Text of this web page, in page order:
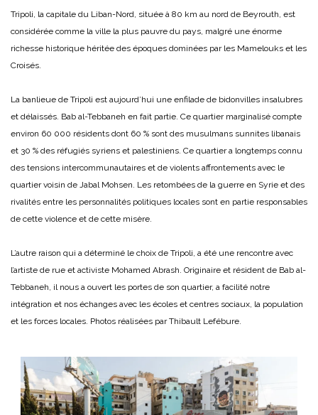
Tripoli, la capitale du Liban-Nord, située à 80 km au nord de Beyrouth, est
considérée comme la ville la plus pauvre du pays, malgré une énorme
richesse historique héritée des époques dominées par les Mamelouks et les
Croisés.
La banlieue de Tripoli est aujourd’hui une enfilade de bidonvilles insalubres
et délaissés. Bab al-Tebbaneh en fait partie. Ce quartier marginalisé compte
environ 60 000 résidents dont 60 % sont des musulmans sunnites libanais
et 30 % des réfugiés syriens et palestiniens. Ce quartier a longtemps connu
des tensions intercommunautaires et de violents affrontements avec le
quartier voisin de Jabal Mohsen. Les retombées de la guerre en Syrie et des
rivalités entre les personnalités politiques locales sont en partie responsables
de cette violence et de cette misère.
L’autre raison qui a déterminé le choix de Tripoli, a été une rencontre avec
l’artiste de rue et activiste Mohamed Abrash. Originaire et résident de Bab al-
Tebbaneh, il nous a ouvert les portes de son quartier, a facilité notre
intégration et nos échanges avec les écoles et centres sociaux, la population
et les forces locales. Photos réalisées par Thibault Lefébure.